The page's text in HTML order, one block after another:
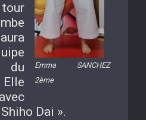
Emma SANCHEZ
2ème
Dai ».